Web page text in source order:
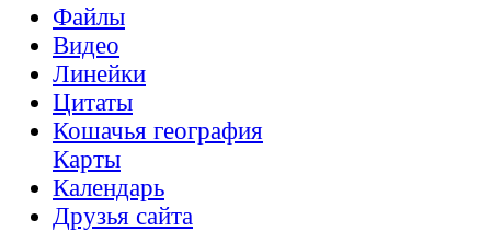
Файлы
Видео
Линейки
Цитаты
Кошачья география
Карты
Календарь
Друзья сайта